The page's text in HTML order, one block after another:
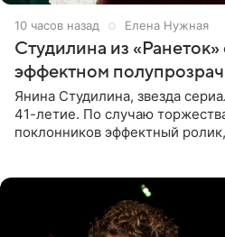
10 часов назад Елена Нужная
Студилина из «Ранеток»
эффектном
Янина Студилина, звезда
41-летие. По случаю
поклонников эффектный